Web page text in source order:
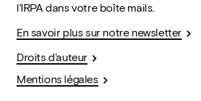
l'IRPA dans votre boîte mails.
En savoir plus sur notre newsletter
Droits d'auteur
Mentions légales